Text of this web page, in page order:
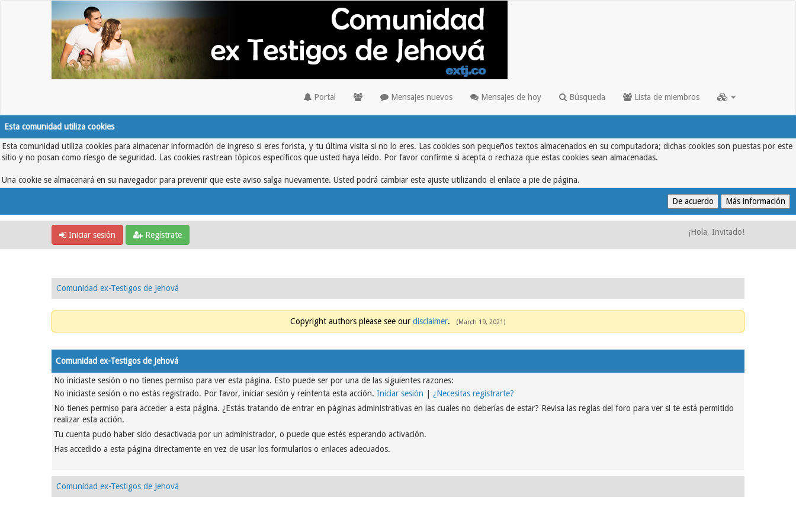
Portal Mensajes nuevos Mensajes de hoy Búsqueda Lista de miembros
Esta comunidad utiliza cookies
Esta comunidad utiliza cookies para almacenar información de ingreso si eres forista, y tu última visita si no lo eres. Las cookies son pequeños textos almacenados en su computadora; dichas cookies son puestas por este
sitio y no posan como riesgo de seguridad. Las cookies rastrean tópicos específicos que usted haya leído. Por favor confirme si acepta o rechaza que estas cookies sean almacenadas.
Una cookie se almacenará en su navegador para prevenir que este aviso salga nuevamente. Usted podrá cambiar este ajuste utilizando el enlace a pie de página.
Iniciar sesión Regístrate ¡Hola, Invitado!
Comunidad ex-Testigos de Jehová
Copyright authors please see our disclaimer. (March 19, 2021)
Comunidad ex-Testigos de Jehová
No iniciaste sesión o no tienes permiso para ver esta página. Esto puede ser por una de las siguientes razones:
No iniciaste sesión o no estás registrado. Por favor, iniciar sesión y reintenta esta acción. Iniciar sesión
¿Necesitas registrarte?
No tienes permiso para acceder a esta página. ¿Estás tratando de entrar en páginas administrativas en las cuales no deberías de estar? Revisa las reglas del foro para ver si te está permitido
realizar esta acción.
Tu cuenta pudo haber sido desactivada por un administrador, o puede que estés esperando activación.
Has accedido a esta página directamente en vez de usar los formularios o enlaces adecuados.
Comunidad ex-Testigos de Jehová